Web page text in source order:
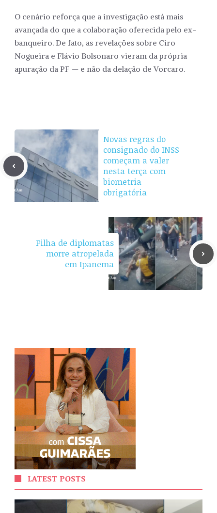
O cenário reforça que a investigação está mais
avançada do que a colaboração oferecida pelo ex-
banqueiro. De fato, as revelações sobre Ciro
Nogueira e Flávio Bolsonaro vieram da própria
apuração da PF — e não da delação de Vorcaro.
Novas regras do
consignado do INSS
começam a valer
nesta terça com
biometria
obrigatória
Filha de diplomatas
morre atropelada
em Ipanema
LATEST POSTS